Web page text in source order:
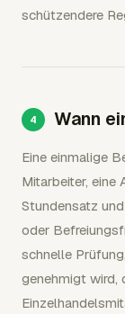
schützendere
Wann
Eine einmalige
Mitarbeiter, eine
Stundensatz
oder
schnelle
genehmigt wird,